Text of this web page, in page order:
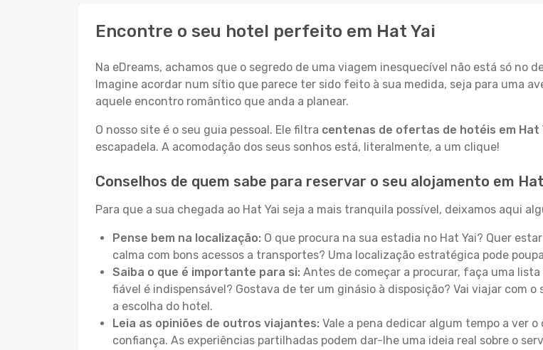
Encontre o seu hotel perfeito em Hat Yai
Na eDreams, achamos que o segredo de uma viagem inesquecível não está só no
Imagine acordar num sítio que parece ter sido feito à sua medida, seja para uma
aquele encontro romântico que anda a planear.
O nosso site é o seu guia pessoal. Ele filtra centenas de ofertas de hotéis em Hat
escapadela. A acomodação dos seus sonhos está, literalmente, a um clique!
Conselhos de quem sabe para reservar o seu alojamento em
Para que a sua chegada ao Hat Yai seja a mais tranquila possível, deixamos aqui
Pense bem na localização: O que procura na sua estadia no Hat Yai? Quer
calma com bons acessos a transportes? Uma localização estratégica pode
Saiba o que é importante para si: Antes de começar a procurar, faça uma
fiável é indispensável? Gostava de ter um ginásio à disposição? Vai viajar com
a escolha do hotel.
Leia as opiniões de outros viajantes: Vale a pena dedicar algum tempo a ver
confiança. As experiências partilhadas podem dar-lhe uma ideia real sobre o